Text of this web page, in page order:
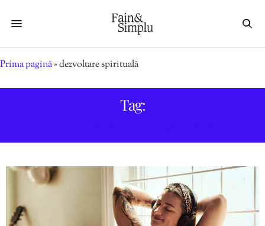
Prima pagină»dezvoltare spirituală
Tag: